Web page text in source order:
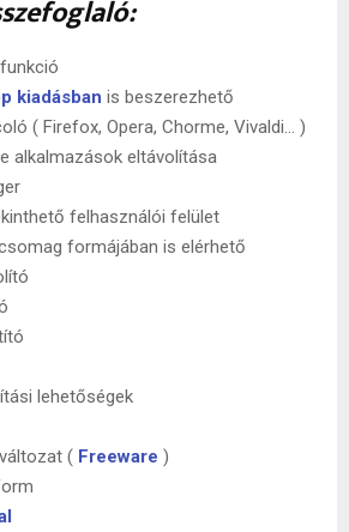
kiadásban is beszerezhető
( Firefox, Opera, Chorme, Vivaldi… )
alkalmazások eltávolítása
felhasználói felület
formájában is elérhető
lehetőségek
( Freeware )